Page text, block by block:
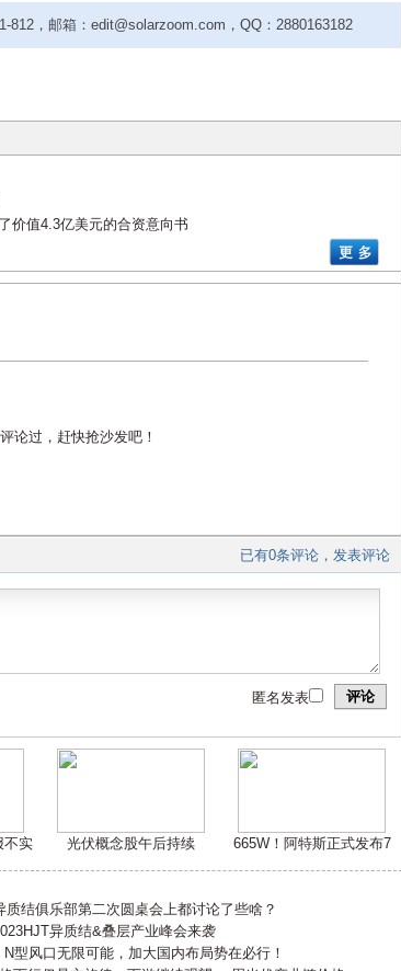
，邮箱：edit@solarzoom.com，QQ：2880163182
价值4.3亿美元的合资意向书
论过，赶快抢沙发吧！
已有0条评论，发表评论
评论
匿名发表
不实 光伏概念股午后持续 665W！阿特斯正式发布7
结俱乐部第二次圆桌会上都讨论了些啥？
异质结&叠层产业峰会来袭
型风口无限可能，加大国内布局势在必行！